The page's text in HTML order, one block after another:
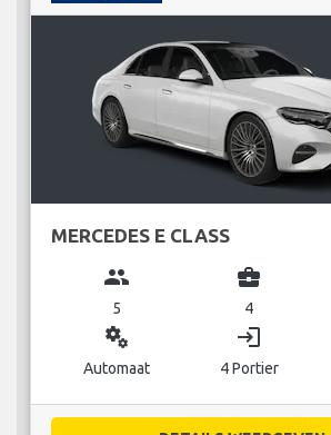
MERCEDES E CLASS
group
5
business_center
4
miscellaneous_services
Automaat
login
4 Portier